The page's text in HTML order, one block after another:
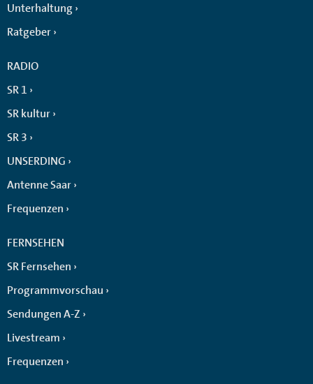
Unterhaltung
Ratgeber
RADIO
SR 1
SR kultur
SR 3
UNSERDING
Antenne Saar
Frequenzen
FERNSEHEN
SR Fernsehen
Programmvorschau
Sendungen A-Z
Livestream
Frequenzen